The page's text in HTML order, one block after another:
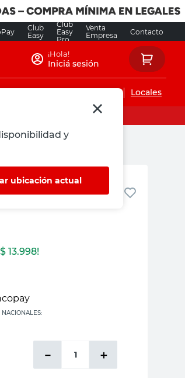
Club
Easy
Club
Easy
Pro
Venta
Empresa
Contacto
y
ubicación actual
¡Hola!
Iniciá sesión
Servicios de instalaciones Locales
25mm 100x165
13.998!
＋
－